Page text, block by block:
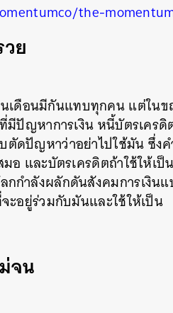
the-
ย
เดือนมีกันแทบทุกคน แต่ใน
มีปัญหาการเงิน หนี้บัตรเค
ตัดปัญหาว่าอย่าไปใช้มัน ซึ่ง
และบัตรเครดิตถ้าใช้ให้เ
กำลังผลักดันสังคมการเงิน
ะอยู่ร่วมกับมันและใช้ให้เป็น
จน